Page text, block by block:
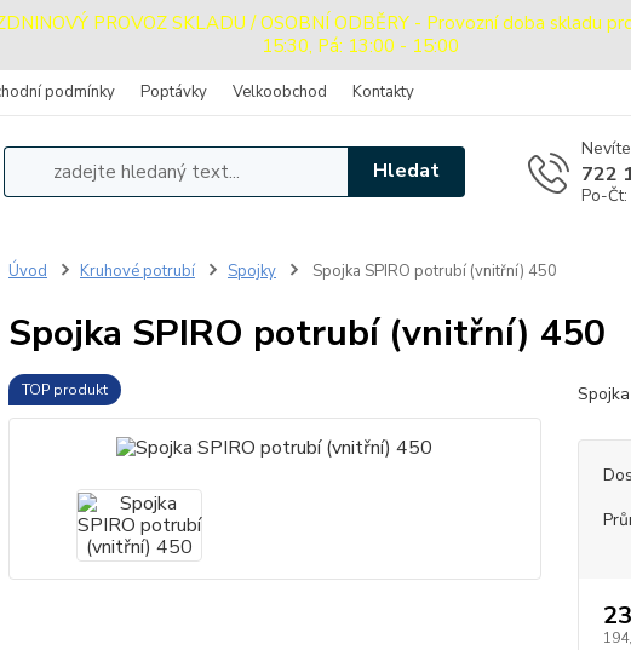
PROVOZ SKLADU / OSOBNÍ ODBĚRY - Provozní doba skladu
15:30, Pá: 13:00 - 15:00
podmínky Poptávky Velkoobchod Kontakty
Hledat 722
Po-
Úvod Kruhové potrubí Spojky Spojka SPIRO potrubí (vnitřní) 450
Spojka SPIRO potrubí (vnitřní) 450
TOP produkt